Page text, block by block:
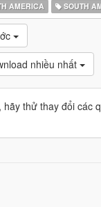
AMERICA SOUTH
nhiều nhất
hãy thử thay đổi các